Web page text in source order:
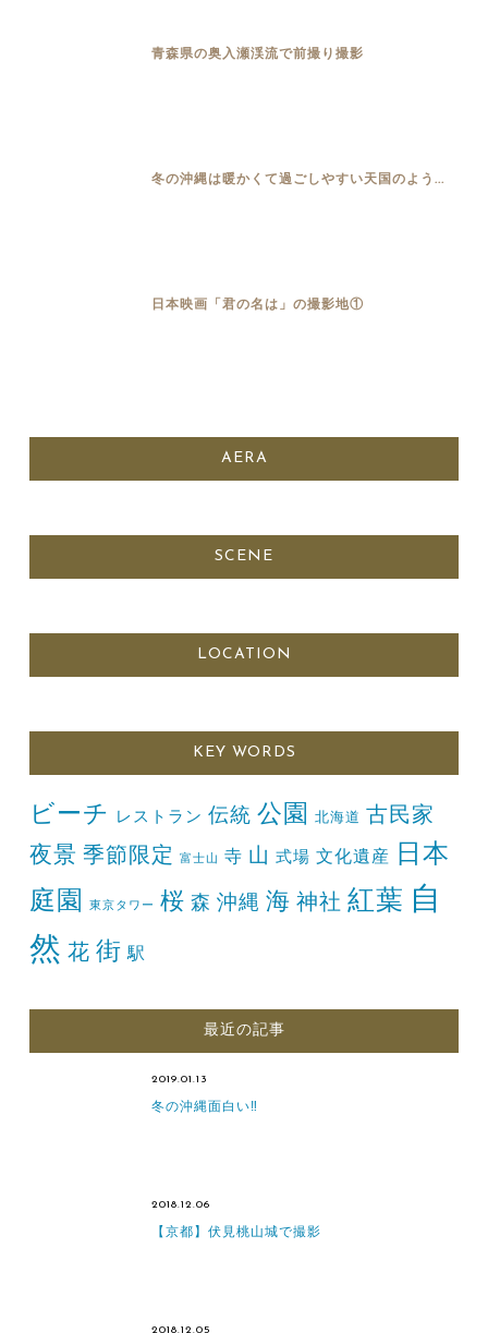
青森県の奥入瀬渓流で前撮り撮影
冬の沖縄は暖かくて過ごしやすい天国のよう...
日本映画「君の名は」の撮影地①
AERA
SCENE
LOCATION
KEY WORDS
ビーチ レストラン 伝統 公園 北海道 古民家
夜景 季節限定 富士山 寺 山 式場 文化遺産
日本
庭園
東京タワー 桜 森 沖縄 海 神社 紅葉 自
然 花 街 駅
最近の記事
2019.01.13
冬の沖縄面白い‼
2018.12.06
【京都】伏見桃山城で撮影
2018.12.05